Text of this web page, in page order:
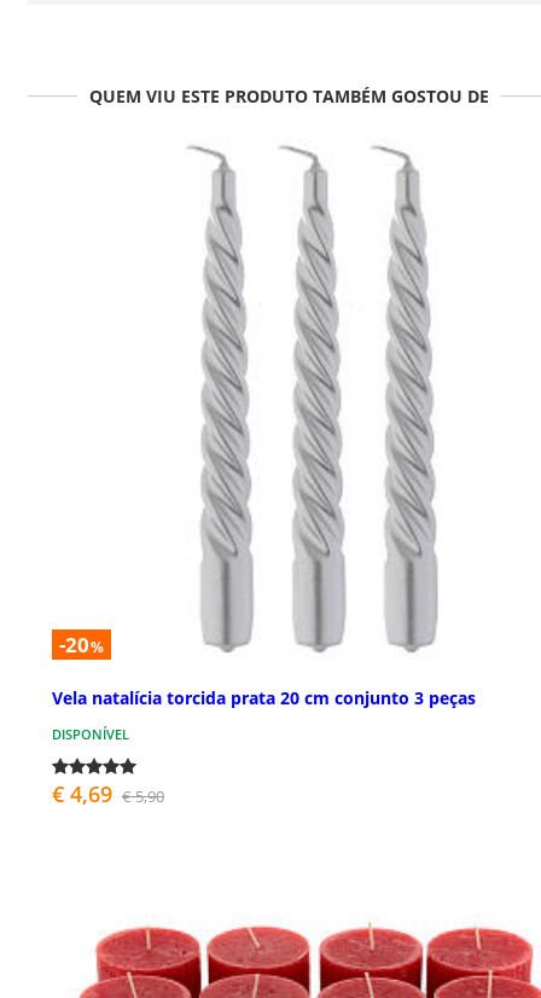
QUEM VIU ESTE PRODUTO TAMBÉM GOSTOU DE
-20%
Vela natalícia torcida prata 20 cm conjunto 3 peças
DISPONÍVEL
€ 4,69 € 5,90